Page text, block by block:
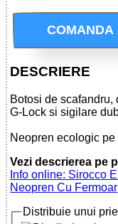
COMANDA
DESCRIERE
Botosi de scafandru,
G-Lock si sigilare
Neopren ecologic
Vezi descrierea pe
Info online: Sirocco
Neopren Cu Fermoar
Distribuie unui